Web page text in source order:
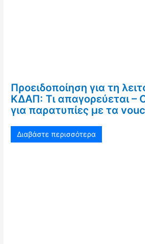
Προειδοποίηση για τη
ΚΔΑΠ: Τι απαγορεύεται –
για παρατυπίες με τα
Διαβάστε περισσότερα